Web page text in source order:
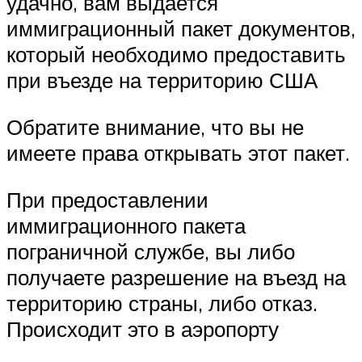
иммиграционный пакет документов,
который необходимо предоставить
при въезде на территорию США
Обратите внимание, что вы не
имеете права открывать этот пакет.
При предоставлении
иммиграционного пакета
пограничной службе, вы либо
получаете разрешение на въезд на
территорию страны, либо отказ.
Происходит это в аэропорту